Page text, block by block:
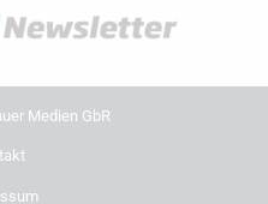
Medien GbR